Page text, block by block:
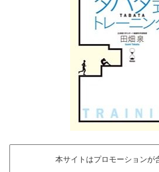
本サイトはプロモーションが